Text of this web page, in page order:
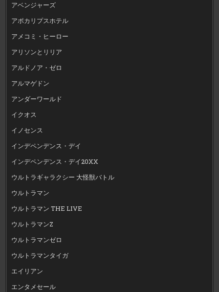
アベンジャーズ
アポカリプスホテル
アメコミ・ヒーロー
アリソンとリリア
アルドノア・ゼロ
アルマゲドン
アンダーワールド
イクオス
イノセンス
インデペンデンス・デイ
インデペンデンス・デイ20XX
ウルトラギャラクシー 大怪獣バトル
ウルトラマン
ウルトラマン THE LIVE
ウルトラマンZ
ウルトラマンゼロ
ウルトラマンタイガ
エイリアン
エンタメセール